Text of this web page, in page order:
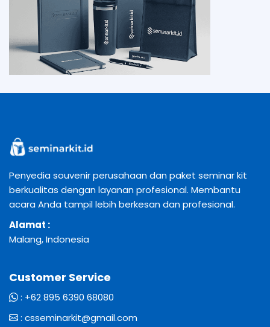
Penyedia souvenir perusahaan dan paket seminar kit
berkualitas dengan layanan profesional. Membantu
acara Anda tampil lebih berkesan dan profesional.
Alamat :
Malang, Indonesia
Customer Service
: +62 895 6390 68080
: csseminarkit@gmail.com